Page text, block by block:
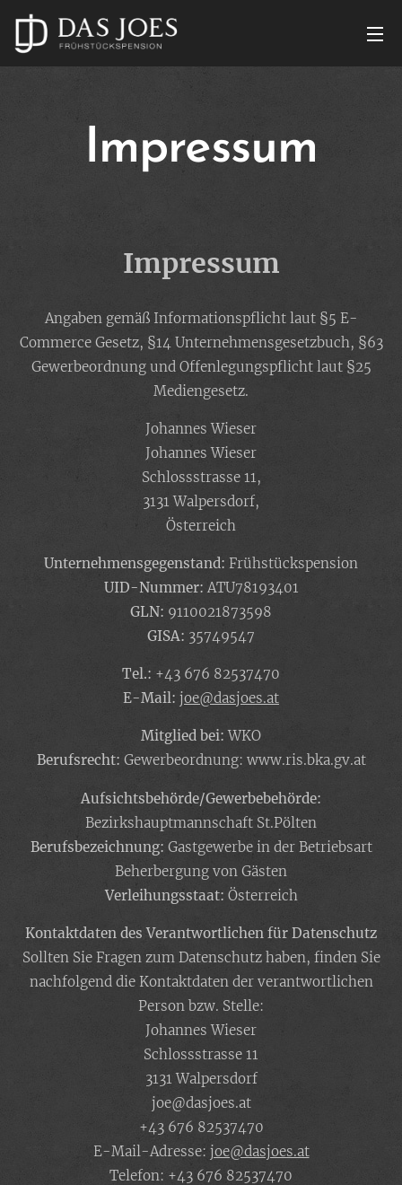
Impressum
Impressum
Angaben gemäß Informationspflicht laut §5 E-
Commerce Gesetz, §14 Unternehmensgesetzbuch, §63
Gewerbeordnung und Offenlegungspflicht laut §25
Mediengesetz.
Johannes Wieser
Johannes Wieser
Schlossstrasse 11,
3131 Walpersdorf,
Österreich
Unternehmensgegenstand: Frühstückspension
UID-Nummer: ATU78193401
GLN: 9110021873598
GISA: 35749547
Tel.: +43 676 82537470
E-Mail: joe@dasjoes.at
Mitglied bei: WKO
Berufsrecht: Gewerbeordnung: www.ris.bka.gv.at
Aufsichtsbehörde/Gewerbebehörde:
Bezirkshauptmannschaft St.Pölten
Berufsbezeichnung: Gastgewerbe in der Betriebsart
Beherbergung von Gästen
Verleihungsstaat: Österreich
Kontaktdaten des Verantwortlichen für Datenschutz
Sollten Sie Fragen zum Datenschutz haben, finden Sie
nachfolgend die Kontaktdaten der verantwortlichen
Person bzw. Stelle:
Johannes Wieser
Schlossstrasse 11
3131 Walpersdorf
joe@dasjoes.at
+43 676 82537470
E-Mail-Adresse: joe@dasjoes.at
Telefon: +43 676 82537470